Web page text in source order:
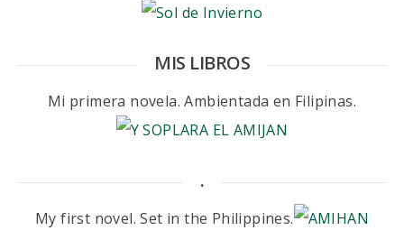
MIS LIBROS
Mi primera novela. Ambientada en Filipinas.
.
My first novel. Set in the Philippines.